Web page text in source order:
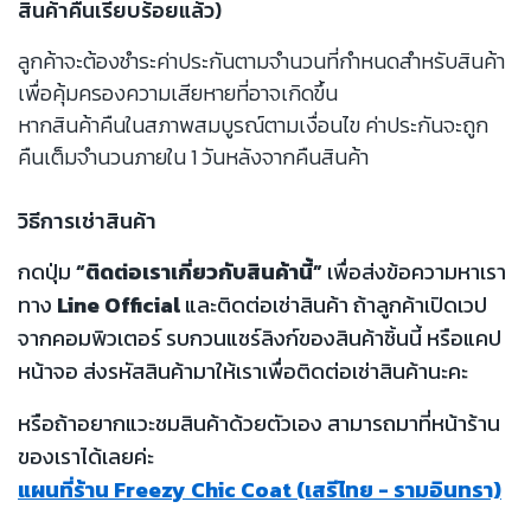
สินค้าคืนเรียบร้อยแล้ว)
ลูกค้าจะต้องชำระค่าประกันตามจำนวนที่กำหนดสำหรับสินค้า
เพื่อคุ้มครองความเสียหายที่อาจเกิดขึ้น
หากสินค้าคืนในสภาพสมบูรณ์ตามเงื่อนไข ค่าประกันจะถูก
คืนเต็มจำนวนภายใน 1 วันหลังจากคืนสินค้า
วิธีการเช่าสินค้า
กดปุ่ม“ติดต่อเราเกี่ยวกับสินค้านี้”เพื่อส่งข้อความหาเรา
ทาง Line Officialและติดต่อเช่าสินค้า ถ้าลูกค้าเปิดเวป
จากคอมพิวเตอร์ รบกวนแชร์ลิงก์ของสินค้าชิ้นนี้ หรือแคป
หน้าจอ ส่งรหัสสินค้ามาให้เราเพื่อติดต่อเช่าสินค้านะคะ
หรือถ้าอยากแวะชมสินค้าด้วยตัวเอง สามารถมาที่หน้าร้าน
ของเราได้เลยค่ะ
แผนที่ร้าน Freezy Chic Coat (เสรีไทย - รามอินทรา)